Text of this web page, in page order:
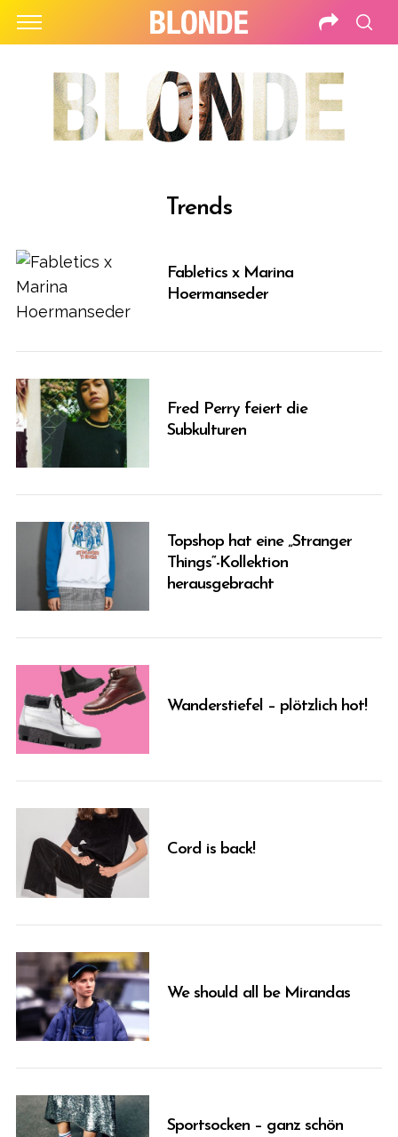
Trends
Fabletics x Marina
Hoermanseder
Fred Perry feiert die
Subkulturen
Topshop hat eine „Stranger
Things“-Kollektion
herausgebracht
Wanderstiefel – plötzlich hot!
Cord is back!
We should all be Mirandas
Sportsocken – ganz schön